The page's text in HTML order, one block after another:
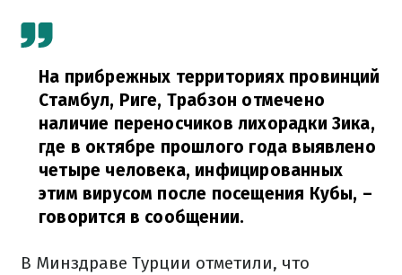
На прибрежных территориях провинций
Стамбул, Риге, Трабзон отмечено
наличие переносчиков лихорадки Зика,
где в октябре прошлого года выявлено
четыре человека, инфицированных
этим вирусом после посещения Кубы, –
говорится в сообщении.
В Минздраве Турции отметили, что